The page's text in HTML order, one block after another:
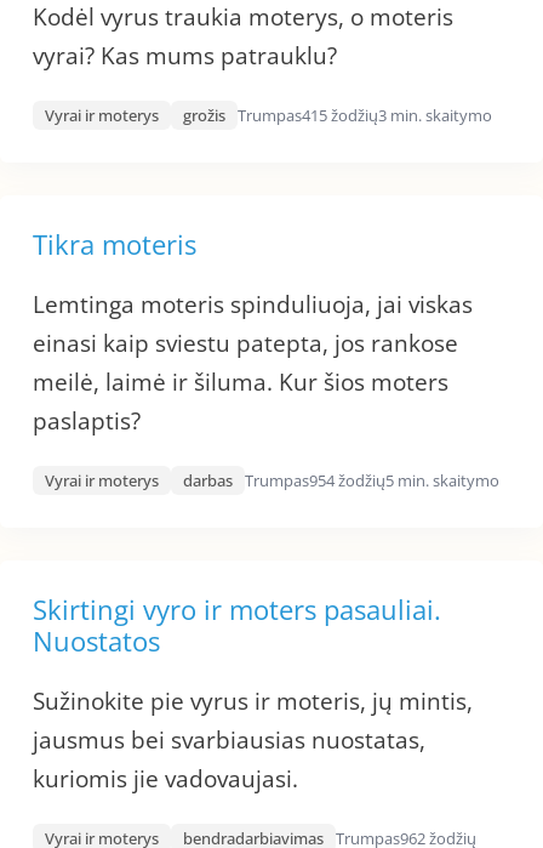
Kodėl vyrus traukia moterys, o moteris
vyrai? Kas mums patrauklu?
Vyrai ir moterys grožis Trumpas415 žodžių3 min. skaitymo
Tikra moteris
Lemtinga moteris spinduliuoja, jai viskas
einasi kaip sviestu patepta, jos rankose
meilė, laimė ir šiluma. Kur šios moters
paslaptis?
Vyrai ir moterys darbas Trumpas954 žodžių5 min. skaitymo
Skirtingi vyro ir moters pasauliai.
Nuostatos
Sužinokite pie vyrus ir moteris, jų mintis,
jausmus bei svarbiausias nuostatas,
kuriomis jie vadovaujasi.
Vyrai ir moterys bendradarbiavimas Trumpas962 žodžių